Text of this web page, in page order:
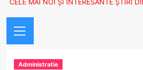
CELE MAI NOI ȘI INTERESANTE ȘTIRI
Menu
Administratie